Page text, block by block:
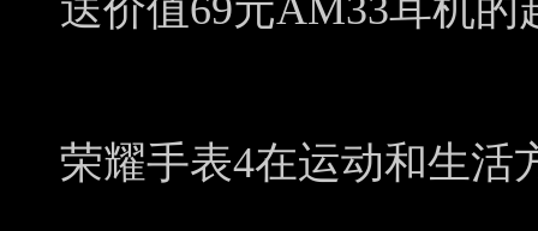
送价值69元AM33耳机的
荣耀手表4在运动和生活